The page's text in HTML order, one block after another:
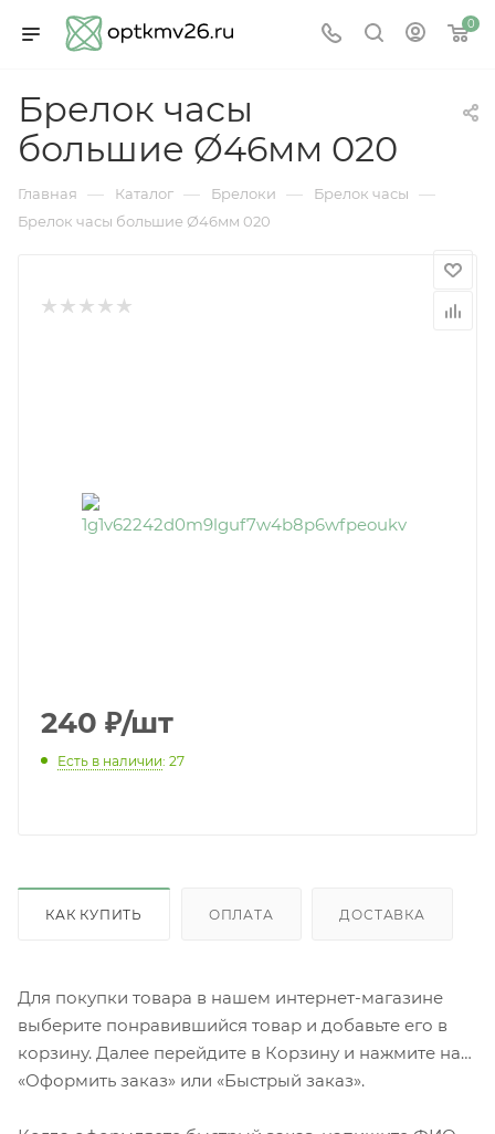
0
Брелок часы
большие Ø46мм 020
Главная — Каталог — Брелоки — Брелок часы —
Брелок часы большие Ø46мм 020
240 ₽/шт
Есть в наличии: 27
КАК КУПИТЬ ОПЛАТА ДОСТАВКА
Для покупки товара в нашем интернет-магазине
выберите понравившийся товар и добавьте его в
корзину. Далее перейдите в Корзину и нажмите на
«Оформить заказ» или «Быстрый заказ».